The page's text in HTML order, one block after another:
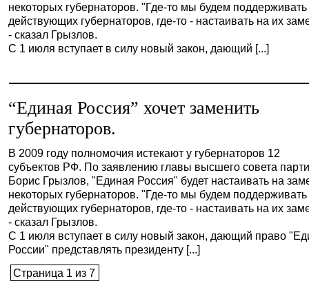
некоторых губернаторов. "Где-то мы будем поддерживать
действующих губернаторов, где-то - настаивать на их
- сказал Грызлов.
С 1 июля вступает в силу новый закон, дающий [...]
“Единая Россия” хочет заменить
губернаторов.
В 2009 году полномочия истекают у губернаторов 12
субъектов РФ. По заявлению главы высшего совета
Борис Грызлов, "Единая Россия" будет настаивать на
некоторых губернаторов. "Где-то мы будем поддерживать
действующих губернаторов, где-то - настаивать на их
- сказал Грызлов.
С 1 июля вступает в силу новый закон, дающий право
России" представлять президенту [...]
Страница 1 из 7